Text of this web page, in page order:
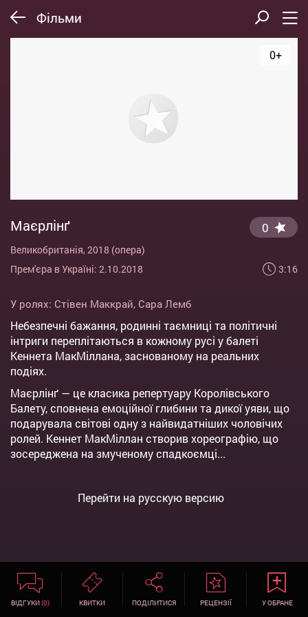
Фільми
0+
Маєрлінґ
Великобританія, 2018 (опера)
Прем'єра в Україні: 2.10.2018
0
3:16
У ролях: Стівен Маккрай, Сара Лемб
Небезпечні бажання, родинні таємниці та політичні
інтриги переплітаються в кожному русі у балеті
Кеннета МакМіллана, заснованому на реальних
подіях.
Маєрлінґ — це класика репертуару Королівського
Балету, сповнена емоційної глибини та дикої уяви, що
подарувала світові одну з найвидатніших чоловічих
ролей. Кеннет МакМіллан створив хореографію, що
зосереджена на змученому спадкоємці...
Перейти на русскую версию
ВІДГУКИ(0) КВИТКИ ПОДІЛИТИСЯ РЕЦЕНЗІЇ У ОБРАНЕ